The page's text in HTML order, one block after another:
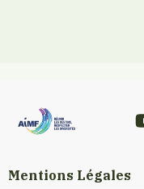
Mentions Légales